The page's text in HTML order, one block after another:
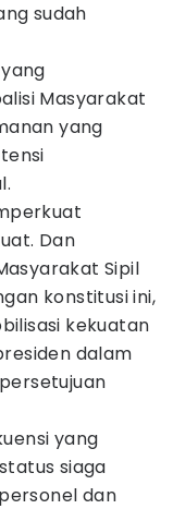
sudah
Masyarakat
yang
Dan
Sipil
konstitusi ini,
kekuatan
dalam
yang
siaga
dan